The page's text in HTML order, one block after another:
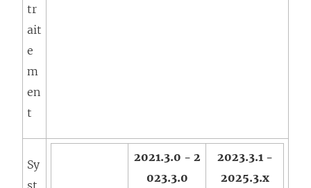
tr
ait
e
m
en
t
Sy
2021.3.0 - 2
023.3.0
2023.3.1 -
2025.3.x